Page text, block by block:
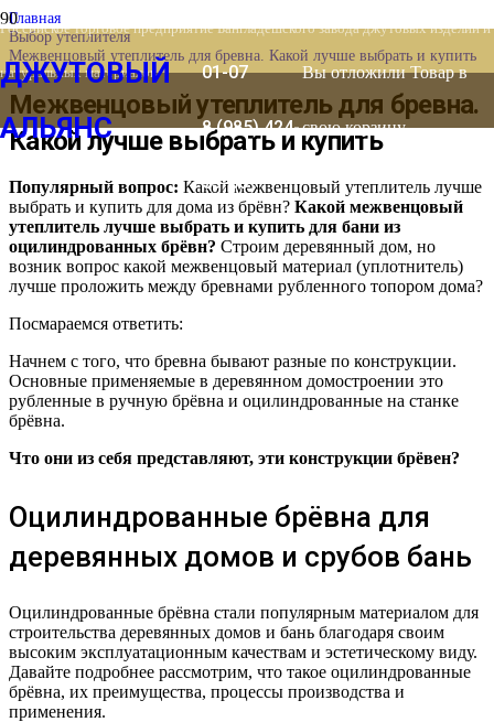
Российское торговое предприятие Бангладешского завода джутовых изделий и
натуральных материалов
ДЖУТОВЫЙ
АЛЬЯНС
01-07
8 (985) 424-
53-66
Вы отложилиТоварв
свою корзину.
Главная
Выбор утеплителя
Межвенцовый утеплитель для бревна. Какой лучше выбрать и купить
Межвенцовый утеплитель для бревна.
Какой лучше выбрать и купить
Популярный вопрос: Какой межвенцовый утеплитель лучше
выбрать и купить для дома из брёвн? Какой межвенцовый
утеплитель лучше выбрать и купить для бани из
оцилиндрованных брёвн? Строим деревянный дом, но
возник вопрос какой межвенцовый материал (уплотнитель)
лучше проложить между бревнами рубленного топором дома?
Посмараемся ответить:
Начнем с того, что бревна бывают разные по конструкции.
Основные применяемые в деревянном домостроении это
рубленные в ручную брёвна и оцилиндрованные на станке
брёвна.
Что они из себя представляют, эти конструкции брёвен?
Оцилиндрованные брёвна для
деревянных домов и срубов бань
Оцилиндрованные брёвна стали популярным материалом для
строительства деревянных домов и бань благодаря своим
высоким эксплуатационным качествам и эстетическому виду.
Давайте подробнее рассмотрим, что такое оцилиндрованные
брёвна, их преимущества, процессы производства и
применения.